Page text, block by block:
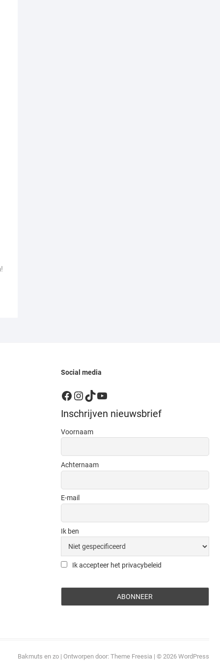
Social media
Facebook
Instagram
TikTok
YouTube
Inschrijven nieuwsbrief
Voornaam
Achternaam
E-mail
Ik ben
Ik accepteer het privacybeleid
Bakmuts en zo | Ontworpen door: Theme Freesia | © 2026 WordPress